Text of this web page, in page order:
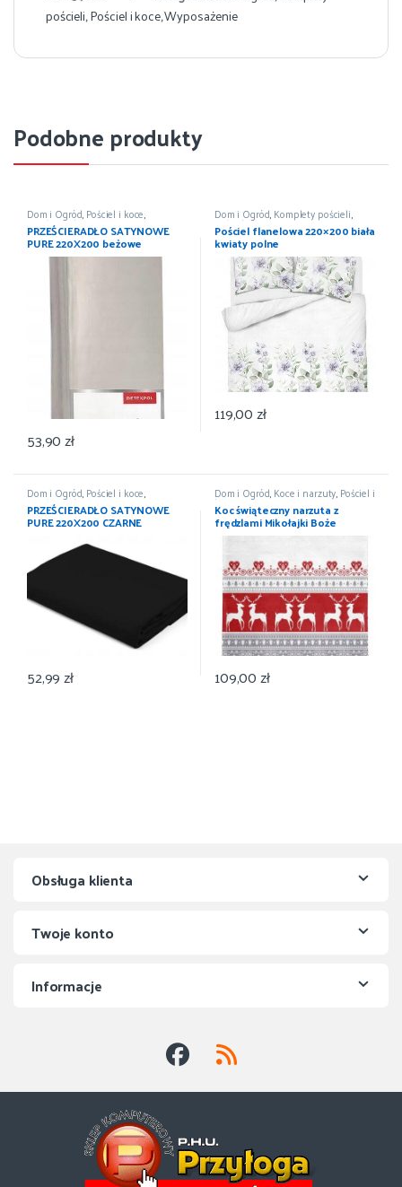
pościeli,Pościel i koce,Wyposażenie
Podobne produkty
Dom i Ogród, Pościel i koce,
Prześcieradła,Wyposażenie
PRZEŚCIERADŁO SATYNOWE
PURE 220X200 beżowe
DETEXPOL
53,90zł
Dom i Ogród, Komplety pościeli,
Pościel i koce ,Wyposażenie
Pościel flanelowa 220×200 biała
kwiaty polne
119,00zł
Dom i Ogród, Pościel i koce,
Prześcieradła,Wyposażenie
PRZEŚCIERADŁO SATYNOWE
PURE 220X200 CZARNE
52,99zł
Dom i Ogród, Koce i narzuty, Pościel i
koce,Wyposażenie
Koc świąteczny narzuta z
frędzlami Mikołajki Boże
Narodzenie 150×200
109,00zł
Obsługa klienta
Twoje konto
Informacje